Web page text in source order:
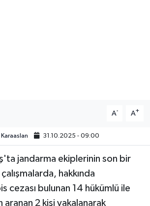
A- A+
31.10.2025 - 09:00
jandarma ekiplerinin son bir
hakkında
cezası bulunan 14 hükümlü ile
aranan 2 kişi yakalanarak